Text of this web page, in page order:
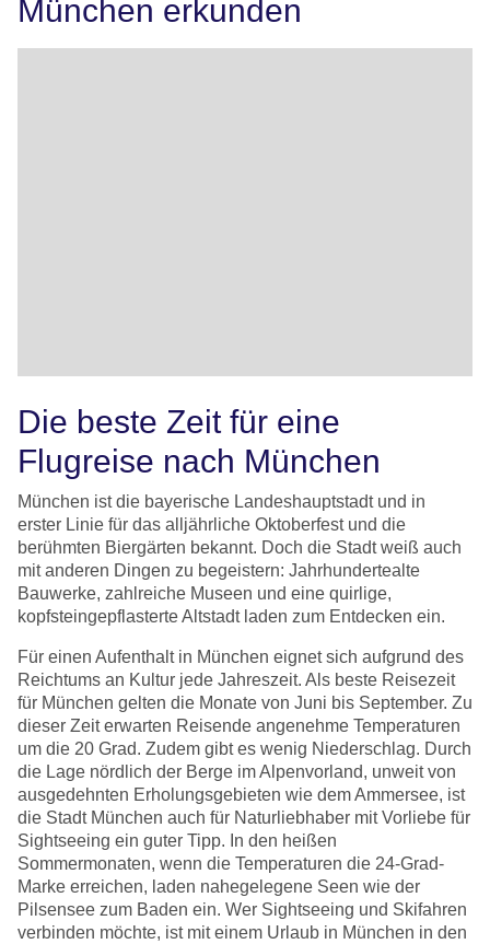
München erkunden
Die beste Zeit für eine
Flugreise nach München
München ist die bayerische Landeshauptstadt und in
erster Linie für das alljährliche Oktoberfest und die
berühmten Biergärten bekannt. Doch die Stadt weiß auch
mit anderen Dingen zu begeistern: Jahrhundertealte
Bauwerke, zahlreiche Museen und eine quirlige,
kopfsteingepflasterte Altstadt laden zum Entdecken ein.
Für einen Aufenthalt in München eignet sich aufgrund des
Reichtums an Kultur jede Jahreszeit. Als beste Reisezeit
für München gelten die Monate von Juni bis September. Zu
dieser Zeit erwarten Reisende angenehme Temperaturen
um die 20 Grad. Zudem gibt es wenig Niederschlag. Durch
die Lage nördlich der Berge im Alpenvorland, unweit von
ausgedehnten Erholungsgebieten wie dem Ammersee, ist
die Stadt München auch für Naturliebhaber mit Vorliebe für
Sightseeing ein guter Tipp. In den heißen
Sommermonaten, wenn die Temperaturen die 24-Grad-
Marke erreichen, laden nahegelegene Seen wie der
Pilsensee zum Baden ein. Wer Sightseeing und Skifahren
verbinden möchte, ist mit einem Urlaub in München in den